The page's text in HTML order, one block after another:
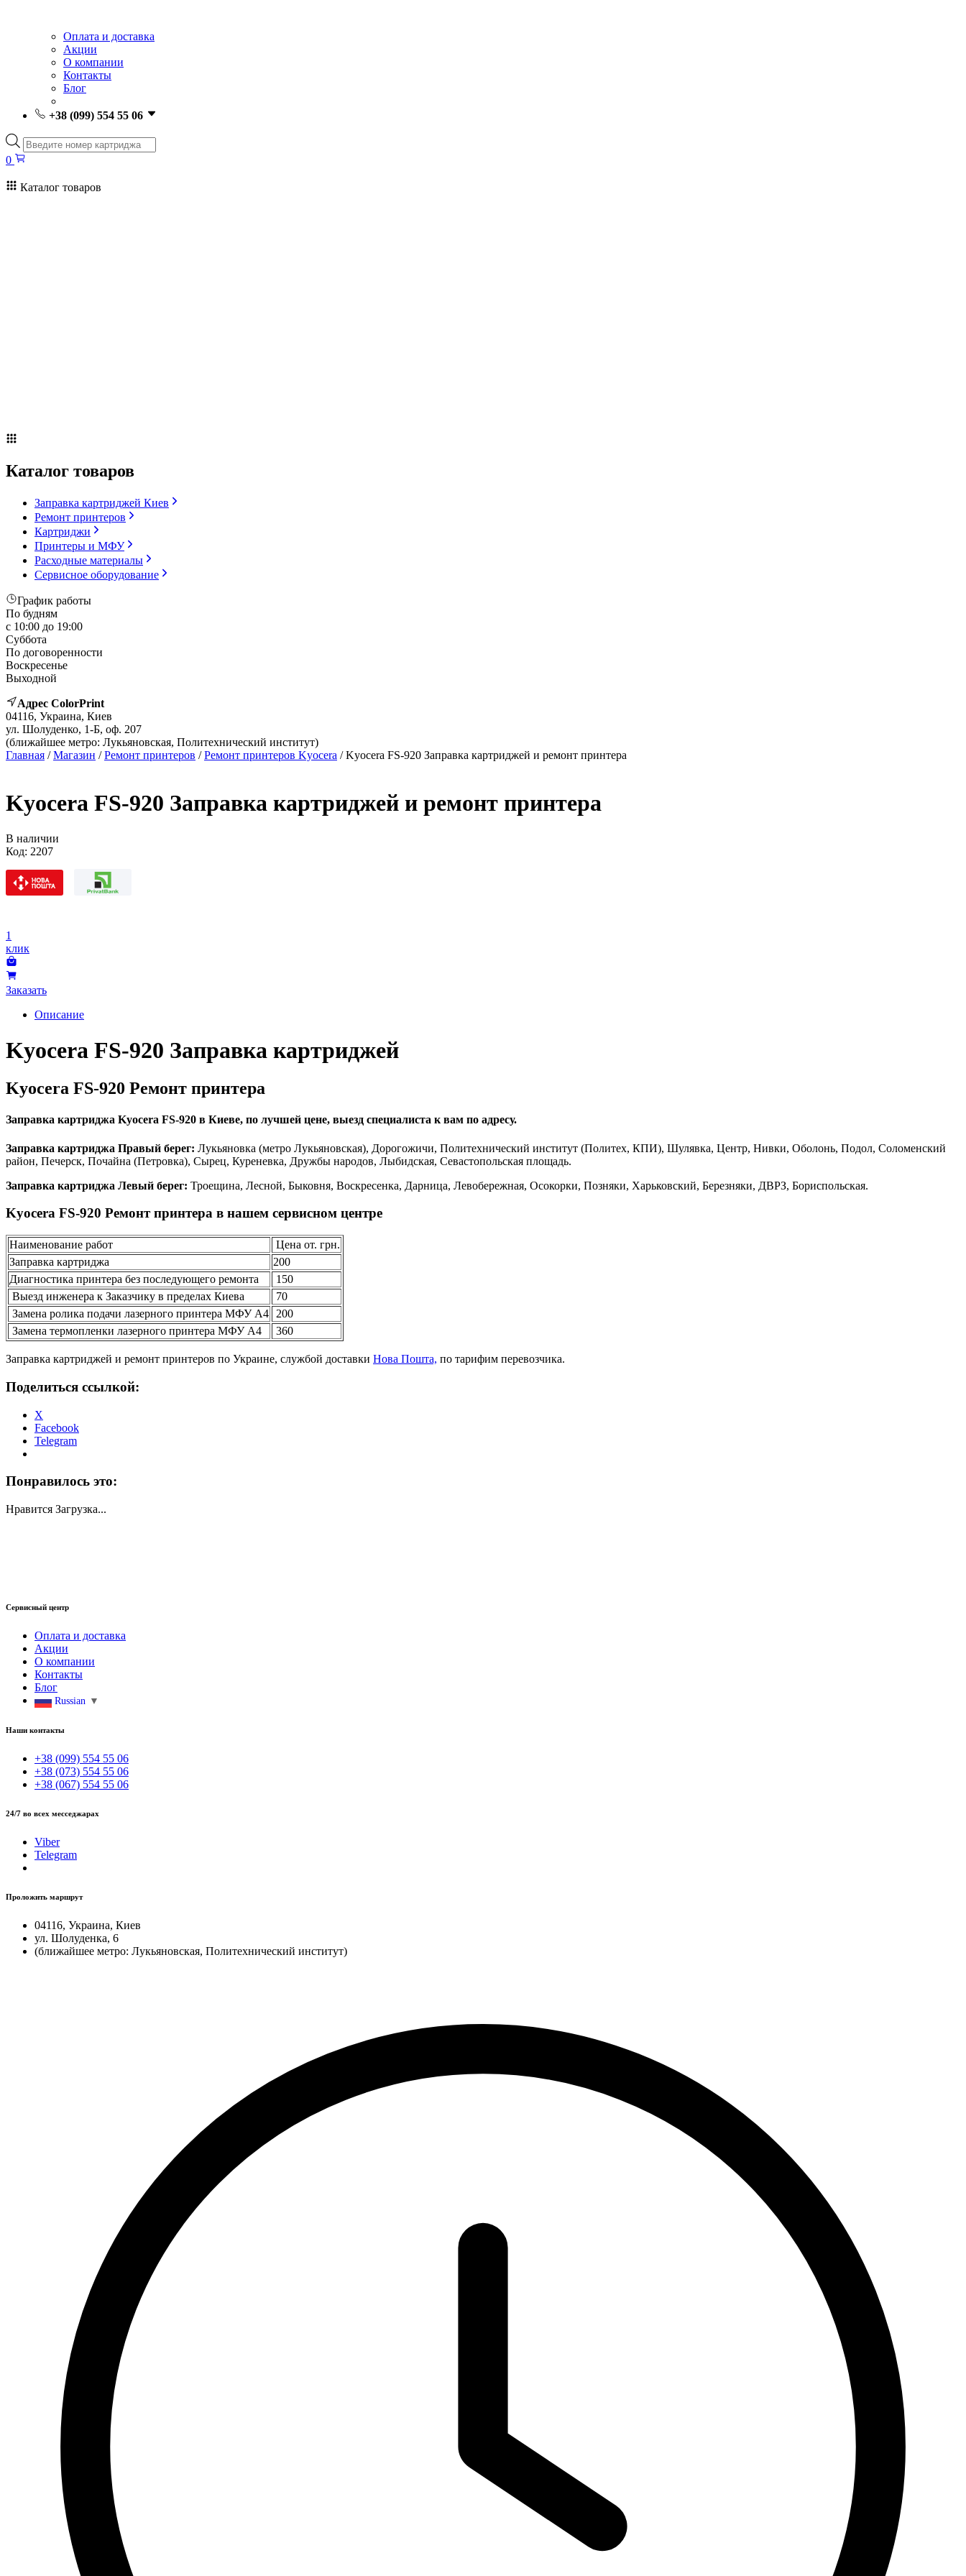
Оплата и доставка
Акции
О компании
Контакты
Блог
+38 (099) 554 55 06
Поиск
товаров
0
Каталог товаров
Каталог товаров
Заправка картриджей Киев
Ремонт принтеров
Картриджи
Принтеры и МФУ
Расходные материалы
Сервисное оборудование
График работы
По будням
с 10:00 до 19:00
Суббота
По договоренности
Воскресенье
Выходной
Адрес ColorPrint
04116, Украина, Киев
ул. Шолуденко, 1-Б, оф. 207
(ближайшее метро: Лукьяновская, Политехнический институт)
Главная /Магазин /Ремонт принтеров /Ремонт принтеров Kyocera / Kyocera FS-920 Заправка картриджей и ремонт принтера
Kyocera FS-920 Заправка картриджей и ремонт принтера
В наличии
Код: 2207
1
клик
Заказать
Описание
Kyocera FS-920 Заправка картриджей
Kyocera FS-920 Ремонт принтера
Заправка картриджа Kyocera FS-920 в Киеве, по лучшей цене, выезд специалиста к вам по адресу.
Заправка картриджа Правый берег: Лукьяновка (метро Лукьяновская), Дорогожичи, Политехнический институт (Политех, КПИ), Шулявка, Центр, Нивки, Оболонь, Подол, Соломенский
район, Печерск, Почайна (Петровка), Сырец, Куреневка, Дружбы народов, Лыбидская, Севастопольская площадь.
Заправка картриджа Левый берег: Троещина, Лесной, Быковня, Воскресенка, Дарница, Левобережная, Осокорки, Позняки, Харьковский, Березняки, ДВРЗ, Бориспольская.
Kyocera FS-920 Ремонт принтера в нашем сервисном центре
Наименование работ
Цена от. грн.
Заправка картриджа
200
Диагностика принтера без последующего ремонта
150
Выезд инженера к Заказчику в пределах Киева
70
Замена ролика подачи лазерного принтера МФУ А4
200
Замена термопленки лазерного принтера МФУ А4
360
Заправка картриджей и ремонт принтеров по Украине, службой доставки Нова Пошта, по тарифим перевозчика.
Поделиться ссылкой:
X
Facebook
Telegram
Понравилось это:
Нравится Загрузка...
Сервисный центр
Оплата и доставка
Акции
О компании
Контакты
Блог
Russian ▼
Наши контакты
+38 (099) 554 55 06
+38 (073) 554 55 06
+38 (067) 554 55 06
24/7 во всех месседжарах
Viber
Telegram
Проложить маршрут
04116, Украина, Киев
ул. Шолуденка, 6
(ближайшее метро: Лукьяновская, Политехнический институт)